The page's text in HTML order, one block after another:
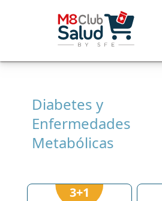
Diabetes y
Enfermedades
Metabólicas
3+1